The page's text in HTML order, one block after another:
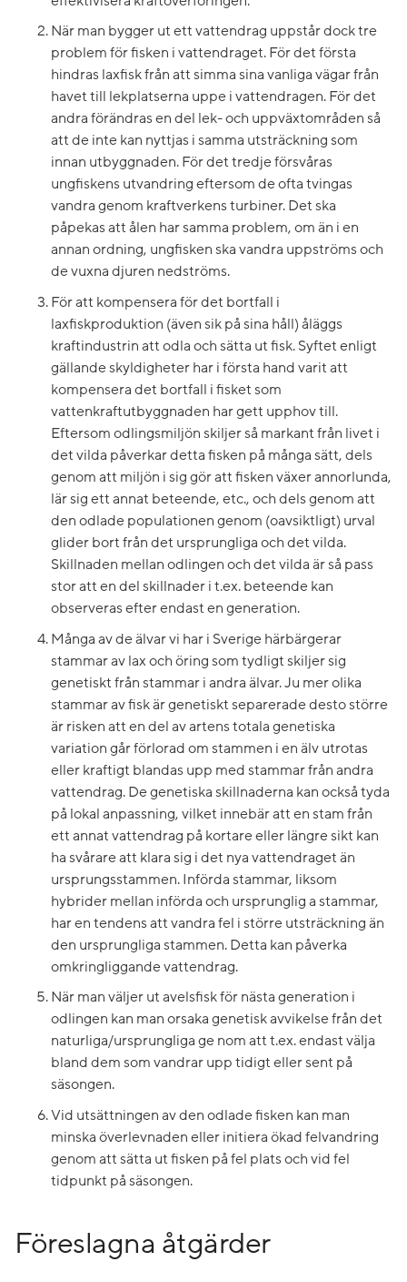
När man bygger ut ett vattendrag uppstår dock tre
problem för fisken i vattendraget. För det första
hindras laxfisk från att simma sina vanliga vägar från
havet till lekplatserna uppe i vattendragen. För det
andra förändras en del lek- och uppväxtområden så
att de inte kan nyttjas i samma utsträckning som
innan utbyggnaden. För det tredje försvåras
ungfiskens utvandring eftersom de ofta tvingas
vandra genom kraftverkens turbiner. Det ska
påpekas att ålen har samma problem, om än i en
annan ordning, ungfisken ska vandra uppströms och
de vuxna djuren nedströms.
För att kompensera för det bortfall i
laxfiskproduktion (även sik på sina håll) åläggs
kraftindustrin att odla och sätta ut fisk. Syftet enligt
gällande skyldigheter har i första hand varit att
kompensera det bortfall i fisket som
vattenkraftutbyggnaden har gett upphov till.
Eftersom odlingsmiljön skiljer så markant från livet i
det vilda påverkar detta fisken på många sätt, dels
genom att miljön i sig gör att fisken växer annorlunda,
lär sig ett annat beteende, etc., och dels genom att
den odlade populationen genom (oavsiktligt) urval
glider bort från det ursprungliga och det vilda.
Skillnaden mellan odlingen och det vilda är så pass
stor att en del skillnader i t.ex. beteende kan
observeras efter endast en generation.
Många av de älvar vi har i Sverige härbärgerar
stammar av lax och öring som tydligt skiljer sig
genetiskt från stammar i andra älvar. Ju mer olika
stammar av fisk är genetiskt separerade desto större
är risken att en del av artens totala genetiska
variation går förlorad om stammen i en älv utrotas
eller kraftigt blandas upp med stammar från andra
vattendrag. De genetiska skillnaderna kan också tyda
på lokal anpassning, vilket innebär att en stam från
ett annat vattendrag på kortare eller längre sikt kan
ha svårare att klara sig i det nya vattendraget än
ursprungsstammen. Införda stammar, liksom
hybrider mellan införda och ursprunglig a stammar,
har en tendens att vandra fel i större utsträckning än
den ursprungliga stammen. Detta kan påverka
omkringliggande vattendrag.
När man väljer ut avelsfisk för nästa generation i
odlingen kan man orsaka genetisk avvikelse från det
naturliga/ursprungliga ge nom att t.ex. endast välja
bland dem som vandrar upp tidigt eller sent på
säsongen.
Vid utsättningen av den odlade fisken kan man
minska överlevnaden eller initiera ökad felvandring
genom att sätta ut fisken på fel plats och vid fel
tidpunkt på säsongen.
Föreslagna åtgärder